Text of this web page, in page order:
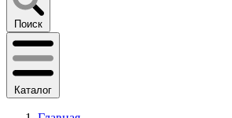
Поиск
Каталог